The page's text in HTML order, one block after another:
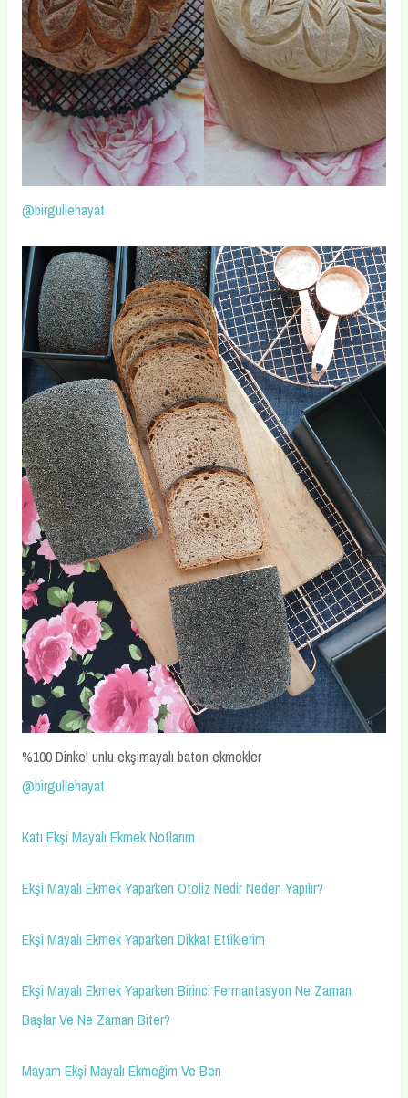
@birgullehayat
%100 Dinkel unlu ekşimayalı baton ekmekler
@birgullehayat
Katı Ekşi Mayalı Ekmek Notlarım
Ekşi Mayalı Ekmek Yaparken Otoliz Nedir Neden Yapılır?
Ekşi Mayalı Ekmek Yaparken Dikkat Ettiklerim
Ekşi Mayalı Ekmek Yaparken Birinci Fermantasyon Ne Zaman
Başlar Ve Ne Zaman Biter?
Mayam Ekşi Mayalı Ekmeğim Ve Ben